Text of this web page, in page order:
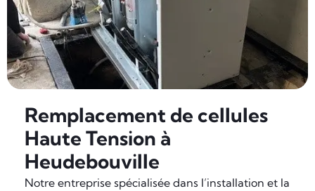
Remplacement de cellules
Haute Tension à
Heudebouville
Notre entreprise spécialisée dans l’installation et la